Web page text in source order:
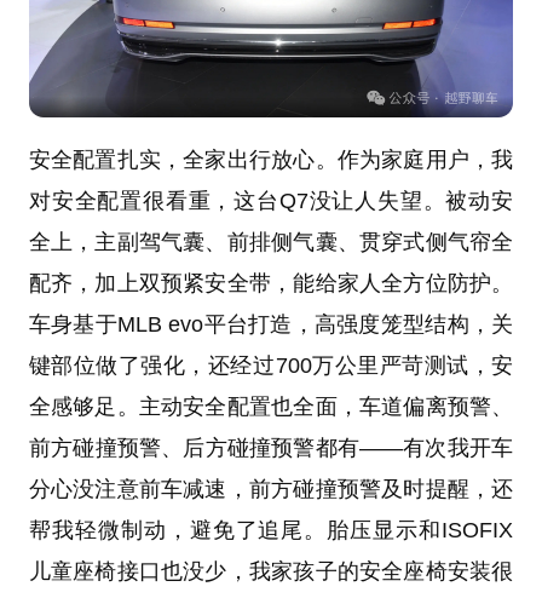
安全配置扎实，全家出行放心。作为家庭用户，我
对安全配置很看重，这台Q7没让人失望。被动安
全上，主副驾气囊、前排侧气囊、贯穿式侧气帘全
配齐，加上双预紧安全带，能给家人全方位防护。
车身基于MLB evo平台打造，高强度笼型结构，关
键部位做了强化，还经过700万公里严苛测试，安
全感够足。主动安全配置也全面，车道偏离预警、
前方碰撞预警、后方碰撞预警都有——有次我开车
分心没注意前车减速，前方碰撞预警及时提醒，还
帮我轻微制动，避免了追尾。胎压显示和ISOFIX
儿童座椅接口也没少，我家孩子的安全座椅安装很